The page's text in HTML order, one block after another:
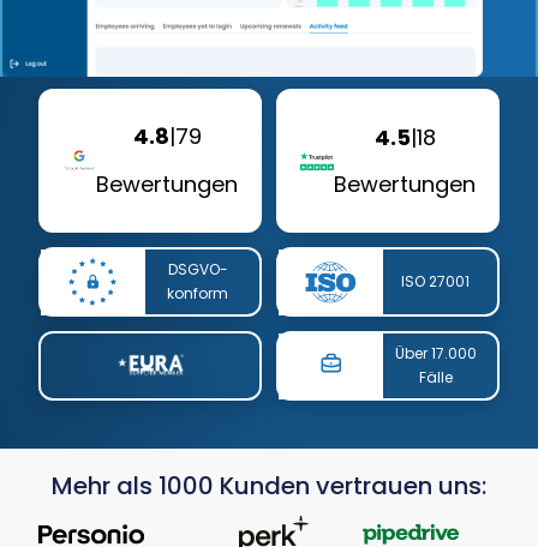
4.8|79
Bewertungen
4.5|18
Bewertungen
DSGVO-
konform
ISO 27001
Über 17.000
Fälle
Mehr als 1000 Kunden vertrauen uns: